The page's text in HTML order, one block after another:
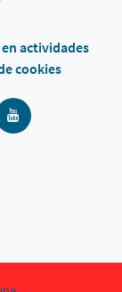
actividades
cookies